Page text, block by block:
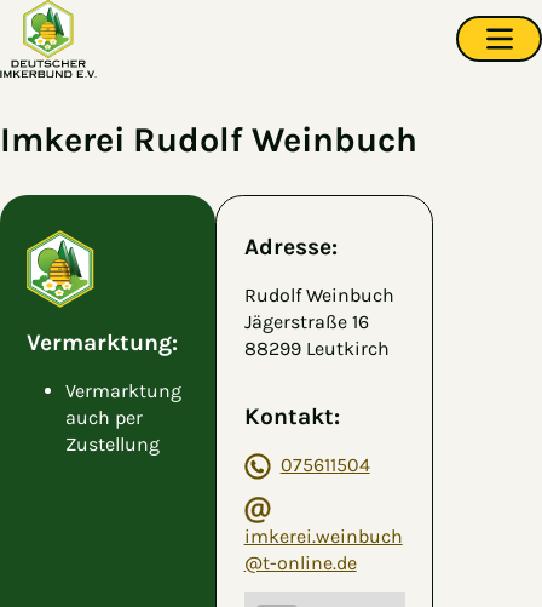
Zum Hauptinhalt springen
Imkerei Rudolf Weinbuch
Vermarktung:
Vermarktung
auch per
Zustellung
Adresse:
Rudolf Weinbuch
Jägerstraße 16
88299 Leutkirch
Kontakt:
075611504
imkerei.weinbuch
@t-online.de